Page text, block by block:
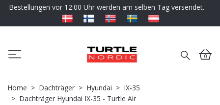
Bestellungen vor 12:00 Uhr werden am selben Tag versendet.
0
Home Dachträger Hyundai
IX-35
Dachträger Hyundai IX-35 - Turtle Air